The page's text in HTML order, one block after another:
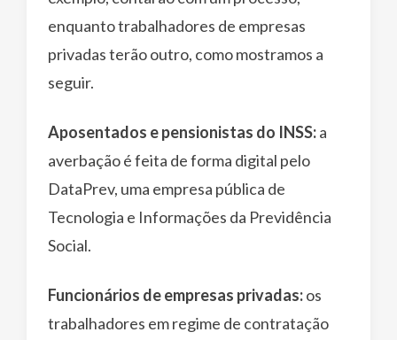
enquanto trabalhadores de empresas
privadas terão outro, como mostramos a
seguir.
Aposentados e pensionistas do INSS:a
averbação é feita de forma digital pelo
DataPrev, uma empresa pública de
Tecnologia e Informações da Previdência
Social.
Funcionários de empresas privadas:os
trabalhadores em regime de contratação